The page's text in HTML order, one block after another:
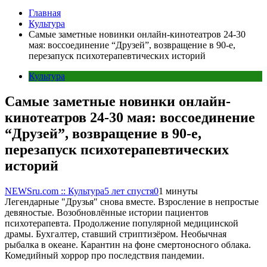
Главная
Культура
Самые заметные новинки онлайн-кинотеатров 24-30
мая: воссоединение “Друзей”, возвращение в 90-е,
перезапуск психотерапевтических историй
Культура
Самые заметные новинки онлайн-
кинотеатров 24-30 мая: воссоединение
“Друзей”, возвращение в 90-е,
перезапуск психотерапевтических
историй
NEWSru.com :: Культура5 лет спустя01 минуты
Легендарные "Друзья" снова вместе. Взросление в непростые
девяностые. Возобновлённые истории пациентов
психотерапевта. Продолжение популярной медицинской
драмы. Бухгалтер, ставший стриптизёром. Необычная
рыбалка в океане. Карантин на фоне смертоносного облака.
Комедийный хоррор про последствия пандемии.